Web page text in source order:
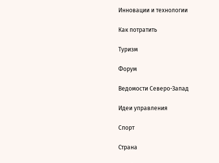
Инновации и технологии
Как потратить
Туризм
Форум
Ведомости Северо-Запад
Идеи управления
Спорт
Страна